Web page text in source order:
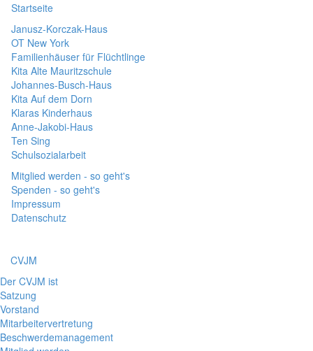
Startseite
Janusz-Korczak-Haus
OT New York
Familienhäuser für Flüchtlinge
Kita Alte Mauritzschule
Johannes-Busch-Haus
Kita Auf dem Dorn
Klaras Kinderhaus
Anne-Jakobi-Haus
Ten Sing
Schulsozialarbeit
Mitglied werden - so geht's
Spenden - so geht's
Impressum
Datenschutz
CVJM
Der CVJM ist
Satzung
Vorstand
Mitarbeitervertretung
Beschwerdemanagement